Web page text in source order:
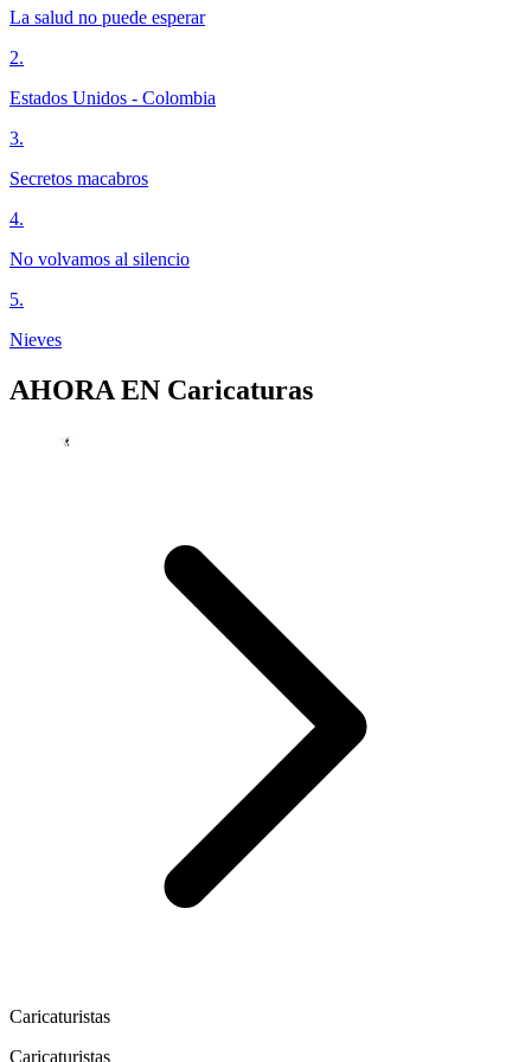
La salud no puede esperar
2.
Estados Unidos - Colombia
3.
Secretos macabros
4.
No volvamos al silencio
5.
Nieves
AHORA EN Caricaturas
Caricaturistas
Caricaturistas